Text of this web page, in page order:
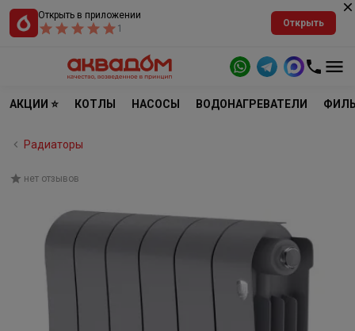
Открыть в приложении
1
Открыть
АКЦИИ ⭐ КОТЛЫ НАСОСЫ ВОДОНАГРЕВАТЕЛИ
Радиаторы
нет отзывов